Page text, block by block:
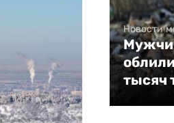
Новости
тысяч